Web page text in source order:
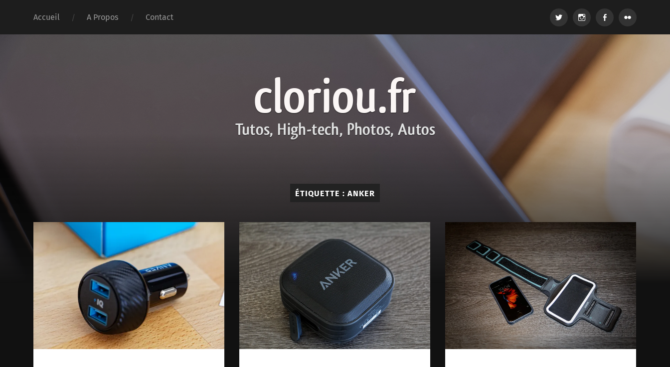
Accueil A Propos Contact Twitter InstagramFacebook
ÉTIQUETTE : ANKER